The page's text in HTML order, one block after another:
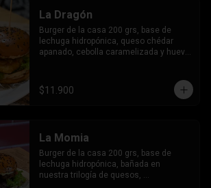
La Dragón
Burger de la casa 200 grs, base de
lechuga hidropónica, queso chédar
apanado, cebolla caramelizada y huevo
$11.900
La Momia
Burger de la casa 200 grs, base de
lechuga hidropónica, bañada en
nuestra trilogía de quesos,